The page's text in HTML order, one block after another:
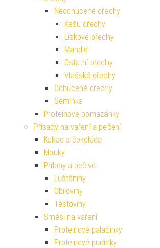
Neochucené ořechy
Kešu ořechy
Lískové ořechy
Mandle
Ostatní ořechy
Vlašské ořechy
Ochucené ořechy
Semínka
Proteinové pomazánky
Přísady na vaření a pečení
Kakao a čokoláda
Mouky
Přílohy a pečivo
Luštěniny
Obiloviny
Těstoviny
Směsi na vaření
Proteinové palačinky
Proteinové pudinky